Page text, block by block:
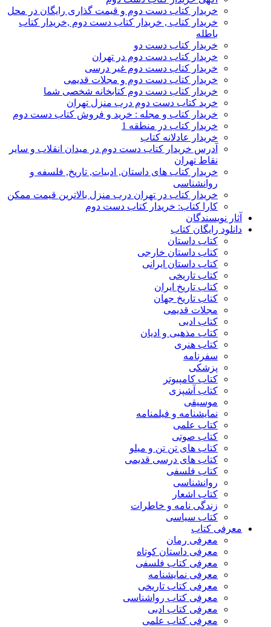
خریدار کتاب دست دوم و قیمت گذاری رایگان در محل
خریدار کتاب , خریدار کتاب دست دوم ,خریدار کتاب
باطله
خریدار کتاب دست دو
خریدار کتاب دست دوم در تهران
خریدار کتاب دست دوم غیر درسی
خریدار کتاب دست دوم و مجلات قدیمی
خریدار کتاب دست دوم کتابخانه شخصی شما
خرید کتاب دست دوم درب منزل تهران
خریدار کتاب و مجله : خرید و فروش کتاب دست دوم
خریدار کتاب در منطقه 1
خریدار عادلانه کتاب
آدرس خریدار کتاب دست دوم در میدان انقلاب و سایر
نقاط تهران
خریدار کتاب های داستان, ادبیات, تاریخ, فلسفه و
روانشناسی
خریدار کتاب در تهران درب منزل بالاترین قیمت ممکن
کارا کتاب: خریدار کتاب دست دوم
آثار نویسندگان
دانلود رایگان کتاب
کتاب داستان
کتاب داستان خارجی
کتاب داستان ایرانی
کتاب تاریخی
کتاب تاریخ ایران
کتاب تاریخ جهان
مجلات قدیمی
کتاب ادبی
کتاب مذهبی و ادیان
کتاب هنری
سفرنامه
پزشکی
کتاب کامپیوتر
کتاب آشپزی
موسیقی
نمایشنامه و فیلمنامه
کتاب علمی
کتاب صوتی
کتاب های تن تن و میلو
کتاب های درسی قدیمی
کتاب فلسفی
روانشناسی
کتاب اشعار
زندگی نامه و خاطرات
کتاب سیاسی
معرفی کتاب
معرفی رمان
معرفی داستان کوتاه
معرفی کتاب فلسفی
معرفی نمایشنامه
معرفی کتاب تاریخی
معرفی کتاب رواشناسی
معرفی کتاب ادبی
معرفی کتاب علمی